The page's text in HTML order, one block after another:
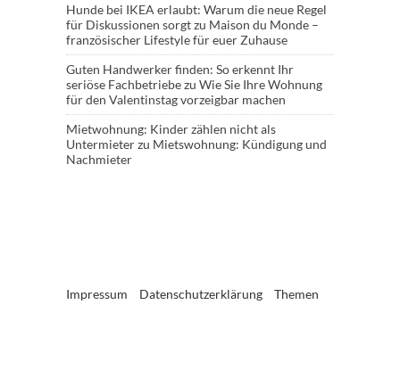
Hunde bei IKEA erlaubt: Warum die neue Regel
für Diskussionen sorgtzu Maison du Monde –
französischer Lifestyle für euer Zuhause
Guten Handwerker finden: So erkennt Ihr
seriöse Fachbetriebezu Wie Sie Ihre Wohnung
für den Valentinstag vorzeigbar machen
Mietwohnung: Kinder zählen nicht als
Untermieterzu Mietswohnung: Kündigung und
Nachmieter
Impressum Datenschutzerklärung Themen